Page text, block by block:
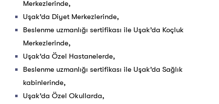
Merkezlerinde,
Uşak’da Diyet Merkezlerinde,
Beslenme uzmanlığı sertifikası ile Uşak’da Koçluk
Merkezlerinde,
Uşak’da Özel Hastanelerde,
Beslenme uzmanlığı sertifikası ile Uşak’da Sağlık
kabinlerinde,
Uşak’da Özel Okullarda,